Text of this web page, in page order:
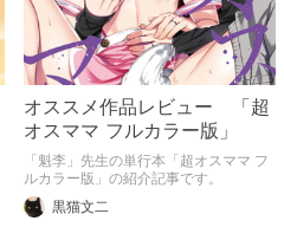
オススメ作品レビュー 「超
オスママ フルカラー版」
「魁李」先生の単行本「超オスママ フ
ルカラー版」の紹介記事です。
黒猫文二